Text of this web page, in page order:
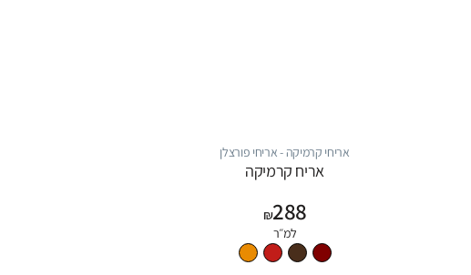
אריחי קרמיקה - אריחי פורצלן
אריח קרמיקה
₪288
למ״ר